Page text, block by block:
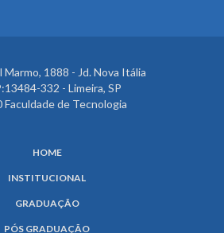
Marmo, 1888 - Jd. Nova Itália
332 - Limeira, SP
de Tecnologia
HOME
INSTITUCIONAL
GRADUAÇÃO
PÓS GRADUAÇÃO